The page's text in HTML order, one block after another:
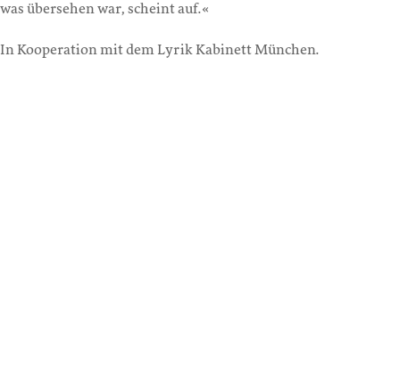
was übersehen war, scheint auf.«
In Kooperation mit dem Lyrik Kabinett München.